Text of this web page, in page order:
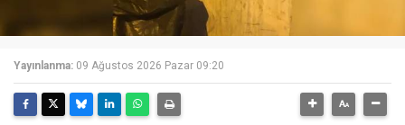
Yayınlanma: 09 Ağustos 2026 Pazar 09:20